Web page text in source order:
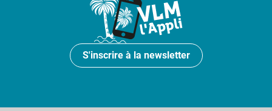
S'inscrire à la newsletter